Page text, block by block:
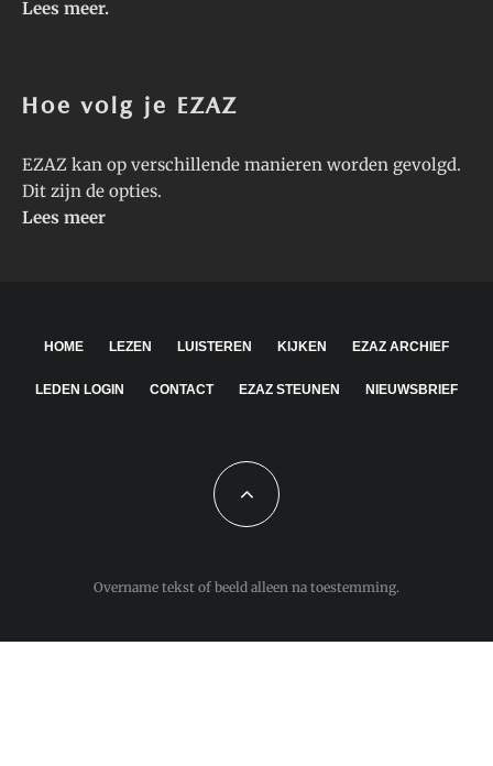
Lees meer.
Hoe volg je EZAZ
EZAZ kan op verschillende manieren worden gevolgd.
Dit zijn de opties.
Lees meer
HOME LEZEN LUISTEREN KIJKEN EZAZ ARCHIEF
LEDEN LOGIN CONTACT EZAZ STEUNEN NIEUWSBRIEF
Overname tekst of beeld alleen na toestemming.